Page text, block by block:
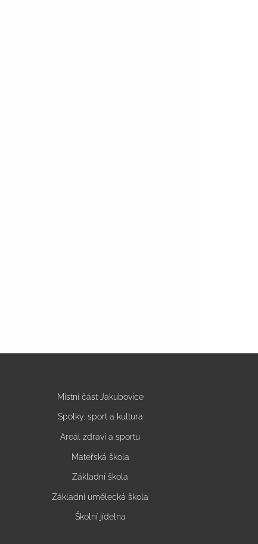
Místní část Jakubovice
Spolky, sport a kultura
Areál zdraví a sportu
Mateřská škola
Základní škola
Základní umělecká škola
Školní jídelna